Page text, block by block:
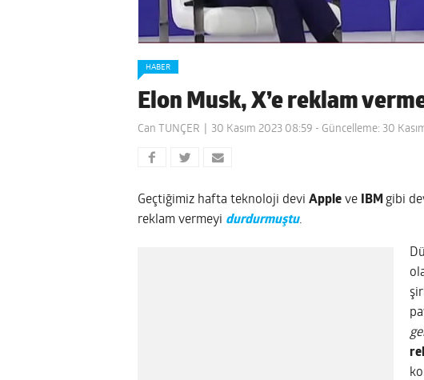
HABER
Elon Musk, X’e reklam
Can TUNÇER 30 Kasım 2023 08:59 - Güncelleme: 30
Geçtiğimiz hafta teknoloji devi Apple ve IBM gibi
reklam vermeyi durdurmuştu.